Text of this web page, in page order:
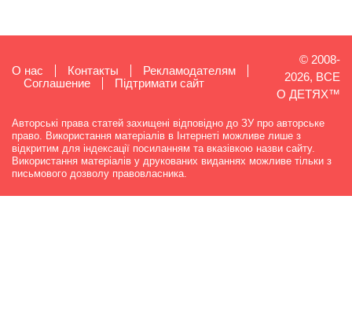
О нас Контакты
Рекламодателям
Cоглашение
Підтримати сайт
© 2008-
2026, ВСЕ
О ДЕТЯХ™
Авторські права статей захищені відповідно до ЗУ про авторське
право. Використання матеріалів в Інтернеті можливе лише з
відкритим для індексації посиланням та вказівкою назви сайту.
Використання матеріалів у друкованих виданнях можливе тільки з
письмового дозволу правовласника.